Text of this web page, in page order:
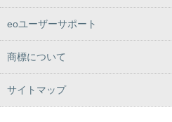
eoユーザーサポート
商標について
サイトマップ